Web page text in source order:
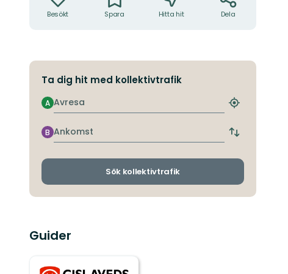
Besökt Spara Hitta hit Dela
Ta dig hit med kollektivtrafik
Avresa
A
Hitta
hållplats
Ankomst
B
Byt
och
Sök kollektivtrafik
Guider